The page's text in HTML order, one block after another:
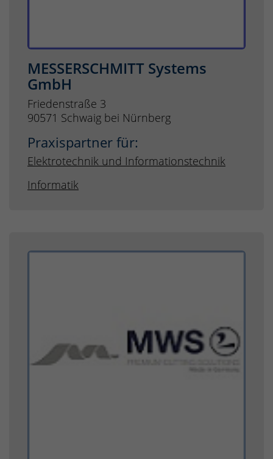
MESSERSCHMITT Systems
GmbH
Friedenstraße 3
90571 Schwaig bei Nürnberg
Praxispartner für:
Elektrotechnik und Informationstechnik
Informatik